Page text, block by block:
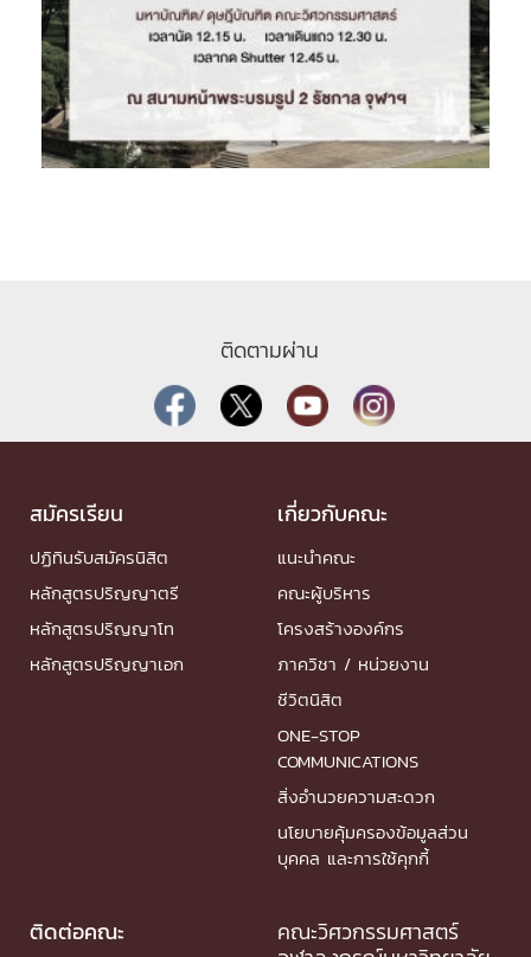
ติดตามผ่าน
สมัครเรียน
ปฏิทินรับสมัครนิสิต
หลักสูตรปริญญาตรี
หลักสูตรปริญญาโท
หลักสูตรปริญญาเอก
เกี่ยวกับคณะ
แนะนำคณะ
คณะผู้บริหาร
โครงสร้างองค์กร
ภาควิชา / หน่วยงาน
ชีวิตนิสิต
ONE-STOP
COMMUNICATIONS
สิ่งอำนวยความสะดวก
นโยบายคุ้มครองข้อมูลส่วน
บุคคล และการใช้คุกกี้
ติดต่อคณะ
คณะวิศวกรรมศาสตร์